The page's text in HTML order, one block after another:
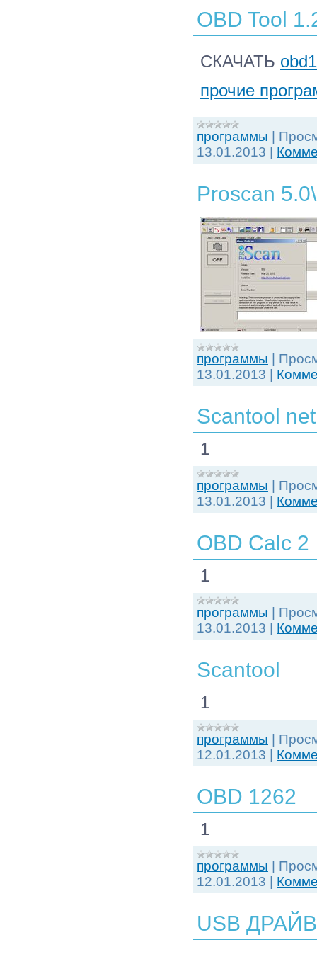
OBD Tool
СКАЧАТЬ
прочие
программы
13.01.2013
Proscan
программы
13.01.2013
Scantool
1
программы
13.01.2013
OBD Calc 2
1
программы
13.01.2013
Scantool
1
программы
12.01.2013
OBD 1262
1
программы
12.01.2013
USB